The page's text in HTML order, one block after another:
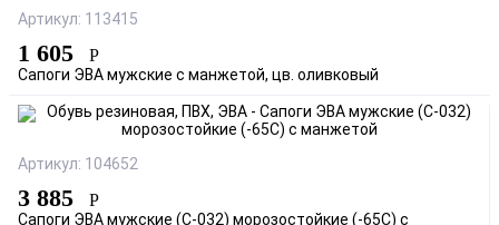
Артикул: 113415
1 605 Р
Сапоги ЭВА мужские с манжетой, цв. оливковый
Артикул: 104652
3 885 Р
Сапоги ЭВА мужские (С-032) морозостойкие (-65С) с